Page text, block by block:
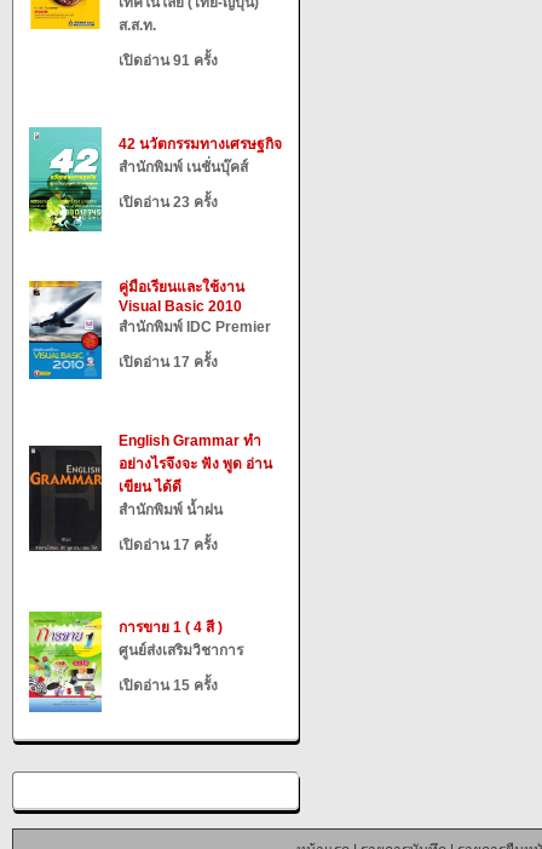
ส.ส.ท.
เปิดอ่าน 91 ครั้ง
42 นวัตกรรมทางเศรษฐกิจ
สำนักพิมพ์ เนชั่นบุ๊คส์
เปิดอ่าน 23 ครั้ง
คู่มือเรียนและใช้งาน
Visual Basic 2010
สำนักพิมพ์ IDC Premier
เปิดอ่าน 17 ครั้ง
English Grammar ทำ
อย่างไรจึงจะ ฟัง พูด อ่าน
เขียน ได้ดี
สำนักพิมพ์ น้ำฝน
เปิดอ่าน 17 ครั้ง
การขาย 1 ( 4 สี )
ศูนย์ส่งเสริมวิชาการ
เปิดอ่าน 15 ครั้ง